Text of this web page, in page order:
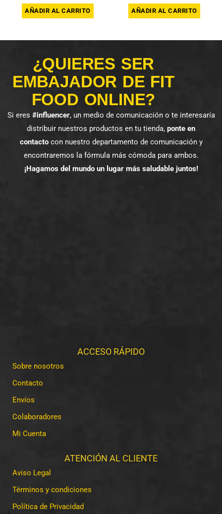
AÑADIR AL CARRITO AÑADIR AL CARRITO
¿QUIERES SER
EMBAJADOR DE FIT
FOOD ONLINE?
Si eres #influencer, un medio de comunicación o te interesaría
distribuir nuestros productos en tu tienda, ponte en
contactocon nuestro departamento de comunicación y
encontraremos la fórmula más cómoda para ambos.
¡Hagamos del mundo un lugar más saludable juntos!
ACCESO RÁPIDO
Sobre nosotros
Contacto
Envíos
Colaboradores
Mi Cuenta
ATENCIÓN AL CLIENTE
Aviso Legal
Términos y condiciones
Política de Privacidad